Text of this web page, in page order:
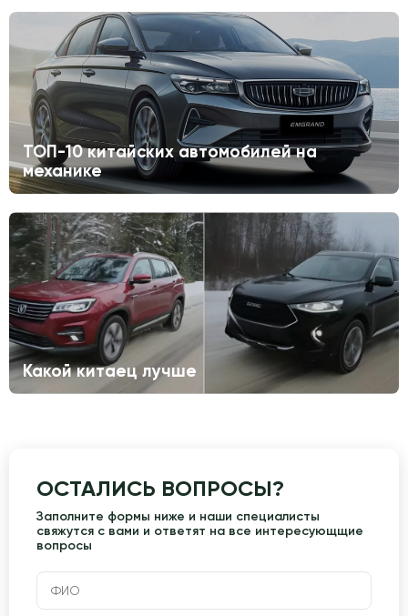
ТОП-10 китайских автомобилей на
механике
Какой китаец лучше
ОСТАЛИСЬ ВОПРОСЫ?
Заполните формы ниже и наши специалисты
свяжутся с вами и ответят на все интересующщие
вопросы